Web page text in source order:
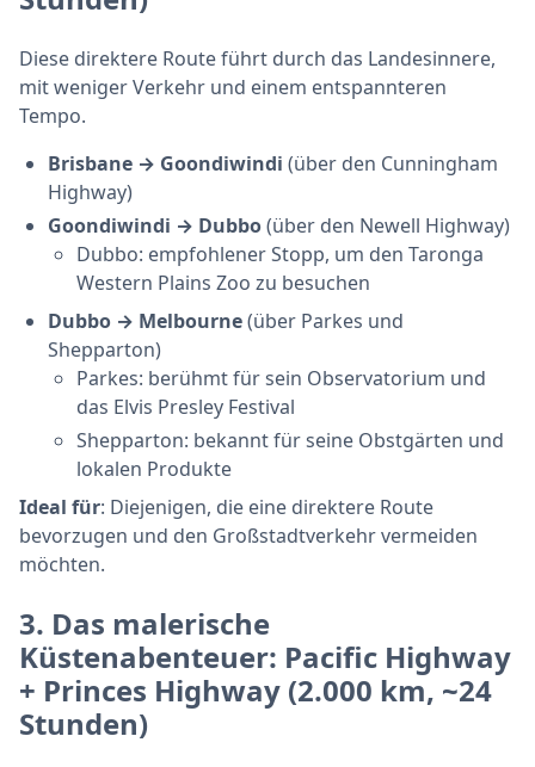
Diese direktere Route führt durch das Landesinnere,
mit weniger Verkehr und einem entspannteren
Tempo.
Brisbane → Goondiwindi (über den Cunningham
Highway)
Goondiwindi → Dubbo(über den Newell Highway)
Dubbo: empfohlener Stopp, um den Taronga
Western Plains Zoo zu besuchen
Dubbo → Melbourne(über Parkes und
Shepparton)
Parkes: berühmt für sein Observatorium und
das Elvis Presley Festival
Shepparton: bekannt für seine Obstgärten und
lokalen Produkte
Ideal für: Diejenigen, die eine direktere Route
bevorzugen und den Großstadtverkehr vermeiden
möchten.
3. Das malerische
Küstenabenteuer: Pacific Highway
+ Princes Highway (2.000 km, ~24
Stunden)